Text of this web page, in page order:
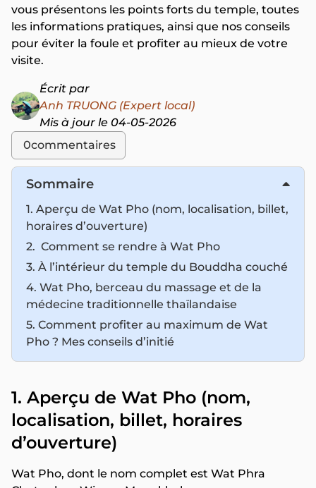
vous présentons les points forts du temple, toutes
les informations pratiques, ainsi que nos conseils
pour éviter la foule et profiter au mieux de votre
visite.
Écrit par
Anh TRUONG (Expert local)
Mis à jour le 04-05-2026
0commentaires
Sommaire
1. Aperçu de Wat Pho (nom, localisation, billet,
horaires d’ouverture)
2. Comment se rendre à Wat Pho
3. À l’intérieur du temple du Bouddha couché
4. Wat Pho, berceau du massage et de la
médecine traditionnelle thaïlandaise
5. Comment profiter au maximum de Wat
Pho ? Mes conseils d’initié
1. Aperçu de Wat Pho (nom,
localisation, billet, horaires
d’ouverture)
Wat Pho, dont le nom complet est Wat Phra